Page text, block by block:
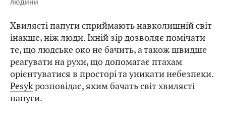
Хвилясті папуги сприймають навколишній світ
інакше, ніж люди. Їхній зір дозволяє помічати
те, що людське око не бачить, а також швидше
реагувати на рухи, що допомагає птахам
орієнтуватися в просторі та уникати небезпеки.
Pesykрозповідає, яким бачать світ хвилясті
папуги.